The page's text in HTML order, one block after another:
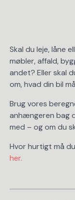
Skal du leje, låne
møbler, affald,
andet? Eller skal
om, hvad din bil
Brug vores
anhængeren bag
med – og om du
Hvor hurtigt må
her.